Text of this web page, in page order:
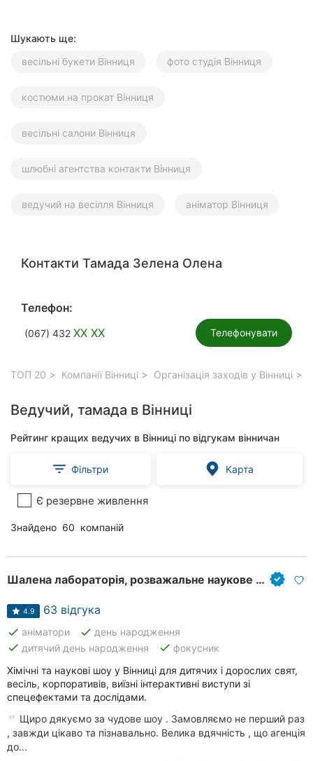
Шукають ще:
весільні букети Вінниця
фото студія Вінниця
костюми на прокат Вінниця
весільні салони Вінниця
шлюбні агентства контакти Вінниця
ведучий на весілля Вінниця аніматор Вінниця
Контакти Тамада Зелена Олена
Телефон:
(067) 432 XX XX Телефонувати
ТОП 20 Компанії Вінниці Організація заходів у Вінниці
Ведучий, тамада в Вінниці
Рейтинг кращих ведучих в Вінниці по відгукам вінничан
Фільтри Карта
Є резервне живлення
Знайдено 60 компаній
Шалена лабораторія, розважальне наукове шоу
4.9 63 відгука
done аніматори done день народження
done дитячий день народження done фокусник
Хімічні та наукові шоу у Вінниці для дитячих і дорослих свят,
весіль, корпоративів, виїзні інтерактивні виступи зі
спецефектами та дослідами.
Щиро дякуємо за чудове шоу . Замовляємо не перший раз
, завжди цікаво та пізнавально. Велика вдячність , що агенція
до...